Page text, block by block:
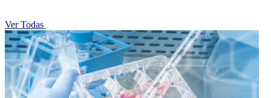
Ver Todas